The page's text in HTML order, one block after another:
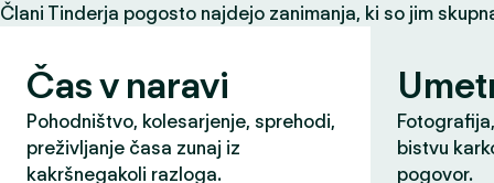
Člani Tinderja pogosto najdejo zanimanja, ki so jim
Čas v naravi
Pohodništvo, kolesarjenje, sprehodi,
preživljanje časa zunaj iz
kakršnegakoli razloga.
bistvu
pogovor.